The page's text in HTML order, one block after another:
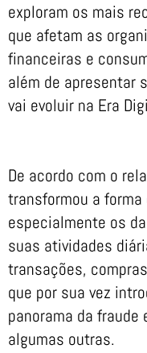
exploram os mais
que afetam as
financeiras e
além de apresentar
vai evoluir na Era
De acordo com o
transformou a
especialmente os
suas atividades
transações,
que por sua vez
panorama da fraude
algumas outras.